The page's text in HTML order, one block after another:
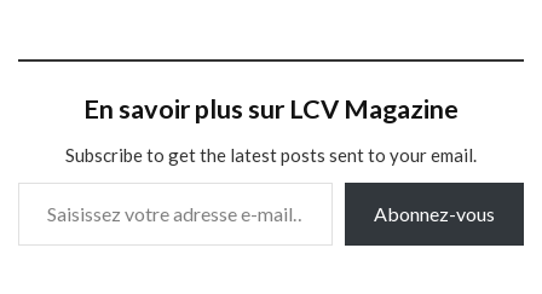
En savoir plus sur LCV Magazine
Subscribe to get the latest posts sent to your email.
Saisissez votre adresse e-mail…
Abonnez-vous